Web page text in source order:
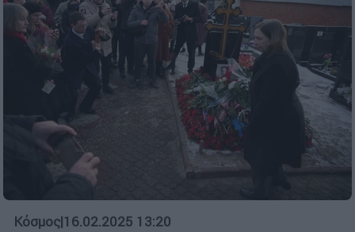
Κόσμος|16.02.2025 13:20